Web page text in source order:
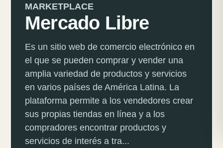
MARKETPLACE
Mercado Libre
Es un sitio web de comercio electrónico en
el que se pueden comprar y vender una
amplia variedad de productos y servicios
en varios países de América Latina. La
plataforma permite a los vendedores crear
sus propias tiendas en línea y a los
compradores encontrar productos y
servicios de interés a tra...